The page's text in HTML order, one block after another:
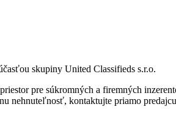
skupiny United Classifieds s.r.o.
pre súkromných a firemných
nehnuteľnosť, kontaktujte priamo predajcu